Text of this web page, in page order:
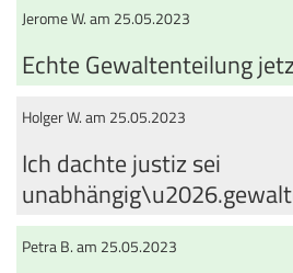
Jerome W. am 25.05.2023
Echte Gewaltenteilung
Holger W. am 25.05.2023
Ich dachte justiz sei
Petra B. am 25.05.2023